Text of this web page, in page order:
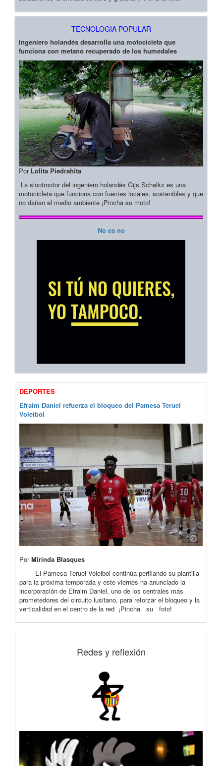
TECNOLOGIA POPULAR
Ingeniero holandés desarrolla una motocicleta que
funciona con metano recuperado de los humedales
Por Lolita Piedrahita
La slootmotor del ingeniero holandés Gijs Schalkx es una
motocicleta que funciona con fuentes locales, sostenibles y que
no dañan el medio ambiente ¡Pincha su moto!
No es no
DEPORTES
Efraim Daniel refuerza el bloqueo del Pamesa Teruel
Voleibol
PorMirinda Blasques
El Pamesa Teruel Voleibol continúa perfilando su plantilla
para la próxima temporada y este viernes ha anunciado la
incorporación de Efraim Daniel, uno de los centrales más
prometedores del circuito lusitano, para reforzar el bloqueo y la
verticalidad en el centro de la red ¡Pincha su foto!
Redes y reflexión